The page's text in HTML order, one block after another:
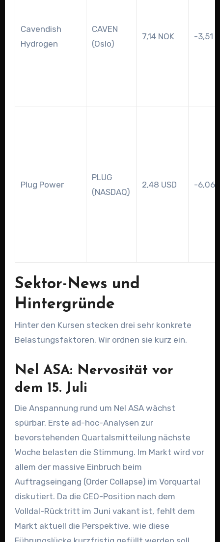
Cavendish
Hydrogen
CAVEN
(Oslo)
7,14 NOK -3,51
Plug Power
PLUG
(NASDAQ)
2,48 USD -6,06
Sektor-News und
Hintergründe
Hinter den Kursen stecken drei sehr konkrete
Belastungsfaktoren. Wir ordnen sie kurz ein.
Nel ASA: Nervosität vor
dem 15. Juli
Die Anspannung rund um Nel ASA wächst
spürbar. Erste ad-hoc-Analysen zur
bevorstehenden Quartalsmitteilung nächste
Woche belasten die Stimmung. Im Markt wird vor
allem der massive Einbruch beim
Auftragseingang (Order Collapse) im Vorquartal
diskutiert. Da die CEO-Position nach dem
Volldal-Rücktritt im Juni vakant ist, fehlt dem
Markt aktuell die Perspektive, wie diese